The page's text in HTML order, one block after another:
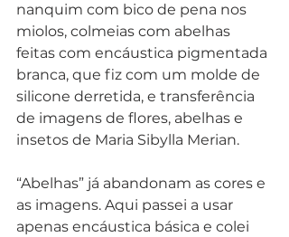
nanquim com bico de pena nos
miolos, colmeias com abelhas
feitas com encáustica pigmentada
branca, que fiz com um molde de
silicone derretida, e transferência
de imagens de flores, abelhas e
insetos de Maria Sibylla Merian.
“Abelhas” já abandonam as cores e
as imagens. Aqui passei a usar
apenas encáustica básica e colei